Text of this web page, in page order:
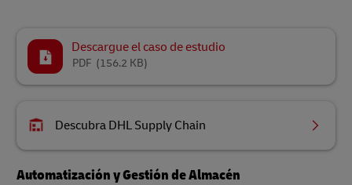
Descargue el caso de estudio
(156.2 KB)
PDF
Descubra DHL Supply Chain
Automatización y Gestión de Almacén